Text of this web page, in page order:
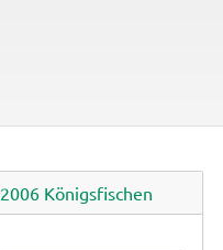
2006 Königsfischen